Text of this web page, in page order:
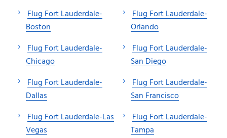
Flug Fort Lauderdale-
Boston
Flug Fort Lauderdale-
Chicago
Flug Fort Lauderdale-
Dallas
Flug Fort Lauderdale-Las
Vegas
Flug Fort Lauderdale-
Orlando
Flug Fort Lauderdale-
San Diego
Flug Fort Lauderdale-
San Francisco
Flug Fort Lauderdale-
Tampa